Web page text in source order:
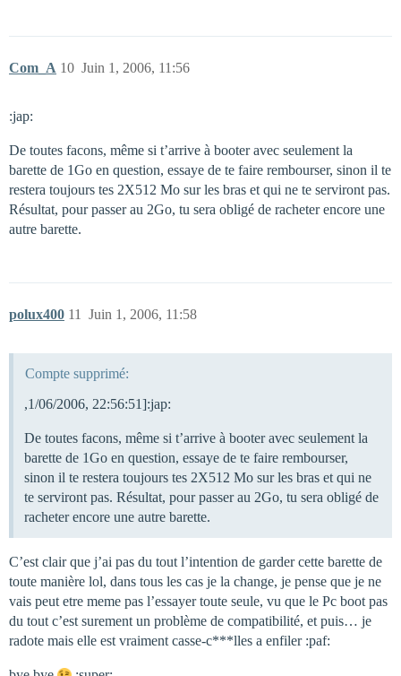
Com_A Juin 1, 2006, 11:56
10
:jap:
De toutes facons, même si t’arrive à booter avec seulement la
barette de 1Go en question, essaye de te faire rembourser, sinon il te
restera toujours tes 2X512 Mo sur les bras et qui ne te serviront pas.
Résultat, pour passer au 2Go, tu sera obligé de racheter encore une
autre barette.
polux400 Juin 1, 2006, 11:58
11
Compte supprimé:
,1/06/2006, 22:56:51]:jap:
De toutes facons, même si t’arrive à booter avec seulement la
barette de 1Go en question, essaye de te faire rembourser,
sinon il te restera toujours tes 2X512 Mo sur les bras et qui ne
te serviront pas. Résultat, pour passer au 2Go, tu sera obligé de
racheter encore une autre barette.
C’est clair que j’ai pas du tout l’intention de garder cette barette de
toute manière lol, dans tous les cas je la change, je pense que je ne
vais peut etre meme pas l’essayer toute seule, vu que le Pc boot pas
du tout c’est surement un problème de compatibilité, et puis… je
radote mais elle est vraiment casse-c***lles a enfiler :paf: